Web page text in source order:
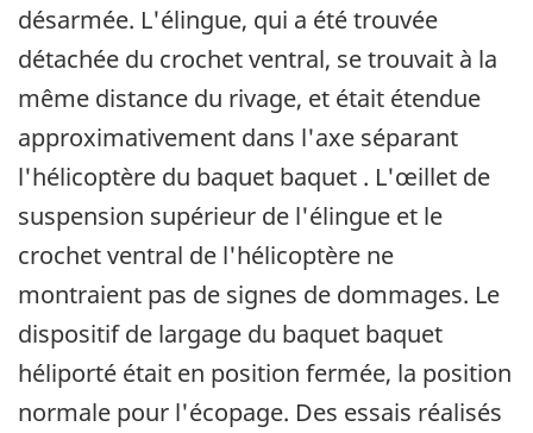
désarmée. L'élingue, qui a été trouvée
détachée du crochet ventral, se trouvait à la
même distance du rivage, et était étendue
approximativement dans l'axe séparant
l'hélicoptère du baquet baquet . L'œillet de
suspension supérieur de l'élingue et le
crochet ventral de l'hélicoptère ne
montraient pas de signes de dommages. Le
dispositif de largage du baquet baquet
héliporté était en position fermée, la position
normale pour l'écopage. Des essais réalisés